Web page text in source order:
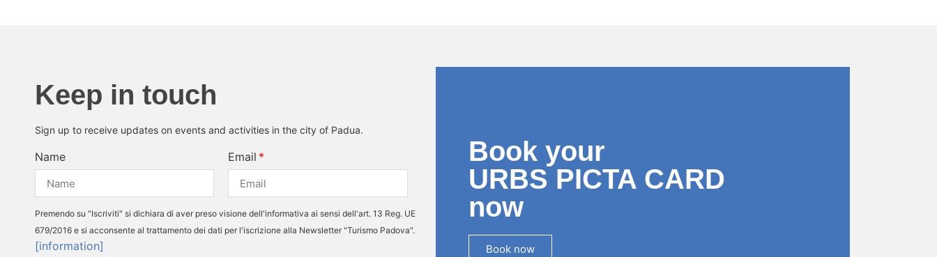
Keep in touch
Sign up to receive updates on events and activities in the city of Padua.
Name Email
Premendo su "Iscriviti" si dichiara di aver preso visione dell'informativa ai sensi dell'art. 13 Reg. UE
679/2016 e si acconsente al trattamento dei dati per l'iscrizione alla Newsletter "Turismo Padova".
[information]
Book your
URBS PICTA CARD
now
Book now